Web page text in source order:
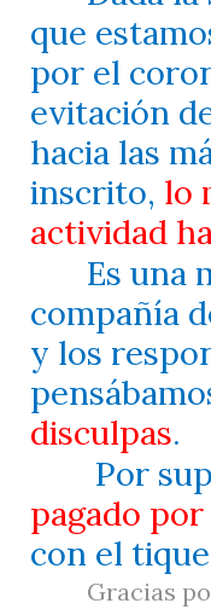
que
por el
evitación
hacia las
inscrito, lo
actividad
Es una
compañía
y los
disculpas.
Por
pagado
con el
Gracias